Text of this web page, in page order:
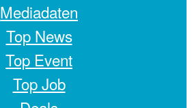
Mediadaten
Top News
Top Event
Top Job